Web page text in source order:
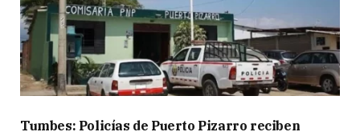
Tumbes: Policías de Puerto Pizarro reciben